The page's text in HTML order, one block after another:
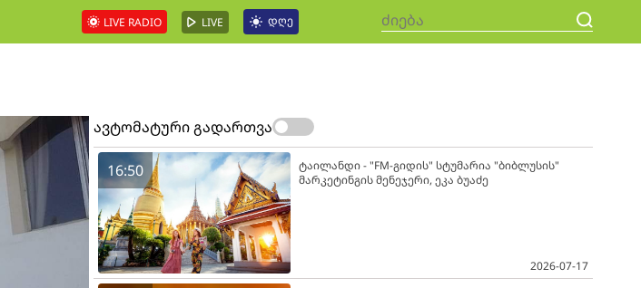
LIVE RADIO LIVE დღე
ავტომატური გადართვა
16:50
ტაილანდი - "FM-გიდის" სტუმარია "ბიბლუსის"
მარკეტინგის მენეჯერი, ეკა ბუაძე
2026-07-17